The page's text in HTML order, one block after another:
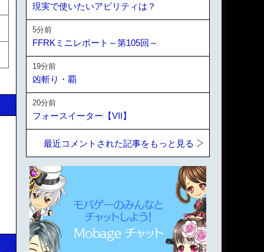
現実で使いたいアビリティは？
5分前
FFRKミニレポート～第105回～
19分前
凶斬り・覇
20分前
フォースイーター【VII】
最近コメントされた記事をもっと見る